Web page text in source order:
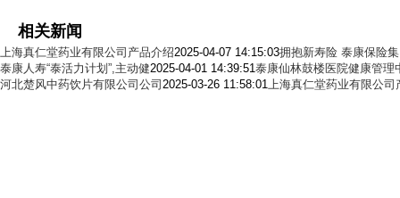
相关新闻
上海真仁堂药业有限公司产品介绍2025-04-07 14:15:03拥抱新寿险 泰康保险
泰康人寿“泰活力计划”,主动健2025-04-01 14:39:51泰康仙林鼓楼医院健康管理
河北楚风中药饮片有限公司公司 2025-03-26 11:58:01上海真仁堂药业有限公司